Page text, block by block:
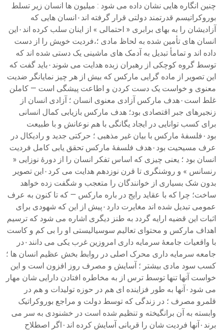
چنین انگاره هایی نشان داده می شود : میلیون ها انسان زیر تسلط
بوروکراتیسم قدرتمند دولتی قرار گرفته اند۰انسان هایی که
آزادیشان را به بهای برابری « احتمالی » از اینان سلب کرده اند۰این
انسان های تأمین شده به لحاظ مادی ؛،فردیت خویش را از دست
داده اند و تمامأ تبدیل به آدمک های ماشینی یک دستی شده اند که
توسط گروه کوچکی از رهبران زبده هدایت می شوند۰باید گفت که
این تصویر از ماده گرایی مارکس که بیش از هر چیز نمایانگر ضدیت
معنوی و خواست یک دست کردن و اطاعت پیشگی است — کاملن
غلط است۰هدف مارکس آزادی معنوی انسان ؛ آزادی انسان از
زنجیرهای جبر اقتصادی بود؛ هدف مارکس بازیابی کمال انسانی
برای کسب توانایی در ایجاد یگانگی با هم نوعانش و با طبیعت
بود۰فلسفهٔ مارکس با بیان غیر مذهبی ؛ حرکتی جدید و رادیکال در
عرف مسیحیت بود۰هدف فلسفهٔ مارکس تحقق یابی کامل فردیت
انسان بود ؛ یعنی چیزی که اساس تفکر انسان را از دورهٔ نوزایی «
رنسانس » و روشنگری تا قرن نوزدهم هدایت می کرد۰این تصویر
بدون شک بسیاری از خوانندگان را متعجب و شگفت زده خواهد
ساخت؛ چرا که با عقاید رایج در باره مارکس — که تا کنون به عرف
عمومی تبدیل شده اند مغایرت دارد۰پیش از این که شهودی برای
اثبات این قضیه ارایه گردد به طنز دیگری اشاره می شود که ترسیم
اهداف مارکس و محتوای تعالیم سوسیالیستی او را بی کم و کاست
با واقعیات جامعهٔ سرمایه داری امروزین غرب یکی می دانند۰در
جامعه سرمایه داری محرک اصلی در روابط بخش عظیم انسان ها ؛
کسب سود مادی بیشتر ؛ آسایش و مصرف روز افزون است و این
خواست آنها تنها توسط ترس از به مخاطره افتادن دارایی شان مهار
می شود۰آنها به طور فزاینده ای هم در حوزه تولیدات و هم در
قلمرو مصرف ؛ در زندگی که توسط دولت و مراجع بوروکراتیک
وابسته به آن برانگیخته و تنظیم شده است در خشنودی به سر می
برند۰آنها فردیت شان را قربانی آسایش کرده اند۰اگر اصطلاح